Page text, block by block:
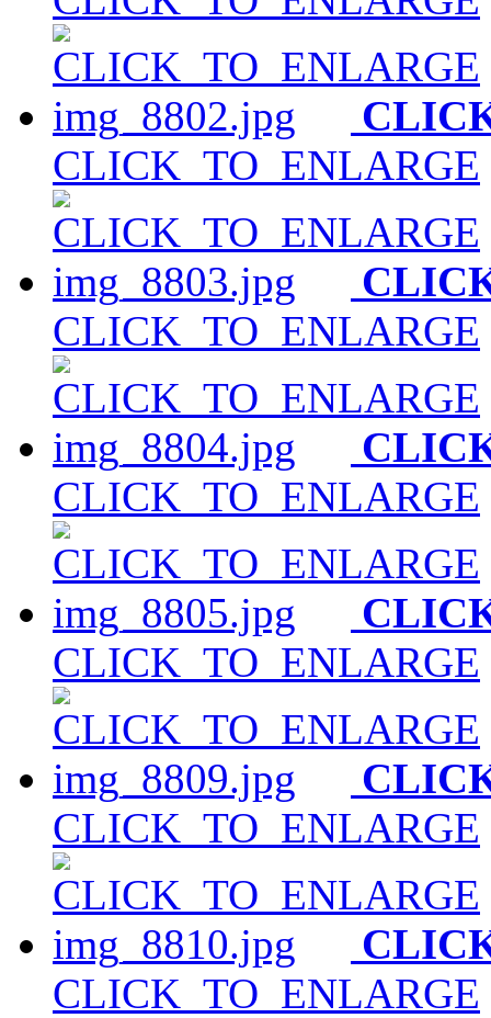
CLICK_TO_ENLARGE
CLICK_TO_ENLARGE
CLICK_TO_ENLARGE
CLICK_TO_ENLARGE
CLICK_TO_ENLARGE
CLICK_TO_ENLARGE